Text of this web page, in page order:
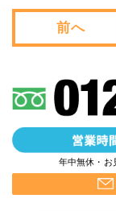
前へ
年中無休・お